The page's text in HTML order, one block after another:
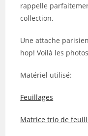
rappelle
collection.
Une attache
hop! Voilà les
Matériel utilisé:
Feuillages
Matrice trio de